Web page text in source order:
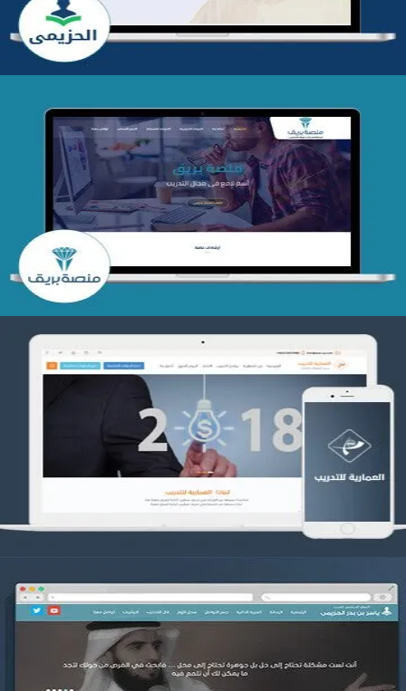
تصميم منصة بريق
التفاصيل
تصميم العمارية للتدريب
التفاصيل
موقع ياسر بن بدر الحزيمي